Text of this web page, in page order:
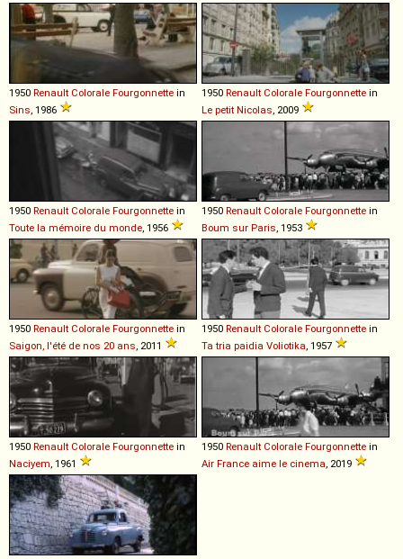
1950 Renault Colorale Fourgonnette in
Sins, 1986
1950 Renault Colorale Fourgonnette in
Le petit Nicolas, 2009
1950 Renault Colorale Fourgonnette in
Toute la mémoire du monde, 1956
1950 Renault Colorale Fourgonnette in
Boum sur Paris, 1953
1950 Renault Colorale Fourgonnette in
Saigon, l'été de nos 20 ans, 2011
1950 Renault Colorale Fourgonnette in
Ta tria paidia Voliotika, 1957
1950 Renault Colorale Fourgonnette in
Naciyem, 1961
1950 Renault Colorale Fourgonnette in
Air France aime le cinema, 2019